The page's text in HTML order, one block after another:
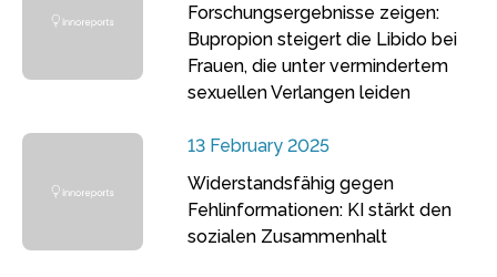
Forschungsergebnisse zeigen:
Bupropion steigert die Libido bei
Frauen, die unter vermindertem
sexuellen Verlangen leiden
13 February 2025
Widerstandsfähig gegen
Fehlinformationen: KI stärkt den
sozialen Zusammenhalt